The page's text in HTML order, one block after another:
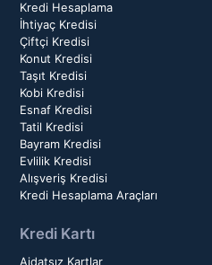
Kredi Hesaplama
İhtiyaç Kredisi
Çiftçi Kredisi
Konut Kredisi
Taşıt Kredisi
Kobi Kredisi
Esnaf Kredisi
Tatil Kredisi
Bayram Kredisi
Evlilik Kredisi
Alışveriş Kredisi
Kredi Hesaplama Araçları
Kredi Kartı
Aidatsız Kartlar